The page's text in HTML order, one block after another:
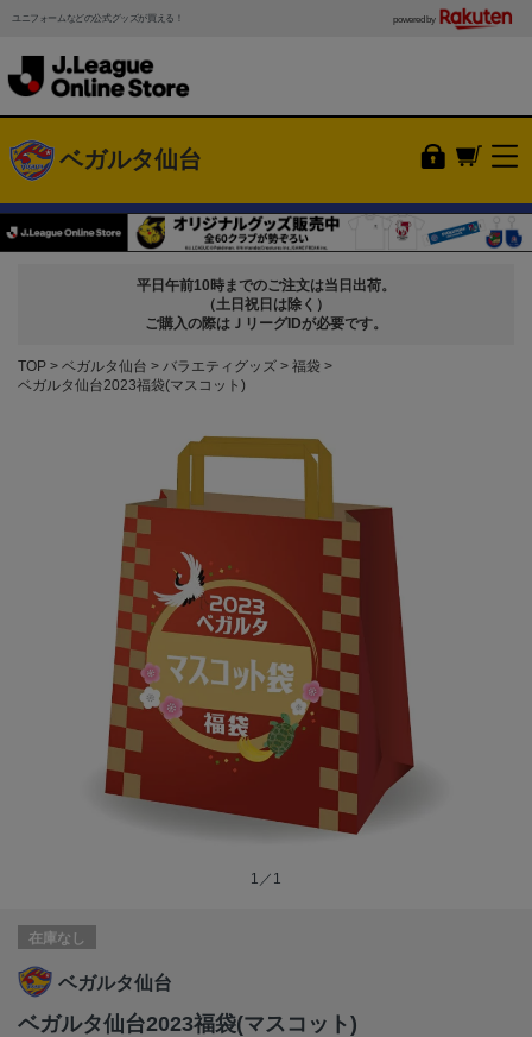
ユニフォームなどの公式グッズが買える！ powered by
ベガルタ仙台
平日午前10時までのご注文は当日出荷。
（土日祝日は除く）
ご購入の際はＪリーグIDが必要です。
TOP ベガルタ仙台 バラエティグッズ
福袋
ベガルタ仙台2023福袋(マスコット)
1／1
在庫なし
ベガルタ仙台
ベガルタ仙台2023福袋(マスコット)